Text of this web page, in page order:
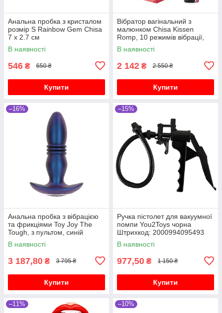
Анальна пробка з кристалом
розмір S Rainbow Gem Chisa
7 х 2.7 см
В наявності
546 ₴ 650 ₴
Купити
Вібратор вагінальний з
малюнком Chisa Kissen
Romp, 10 режимів вібрації,
чорний
В наявності
2 142 ₴ 2 550 ₴
Купити
–16%
Анальна пробка з вібрацією
та фрикціями Toy Joy The
Tough, з пультом, синій
В наявності
3 187,80 ₴ 3 795 ₴
Купити
–15%
Ручка пістолет для вакуумної
помпи You2Toys чорна
Штрихкод: 2000994095493
В наявності
977,50 ₴ 1 150 ₴
Купити
–11% –10%